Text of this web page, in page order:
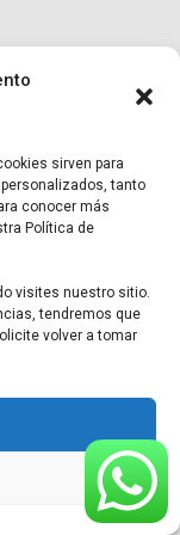
sirven para
tanto
conocer más
Política de
visites nuestro sitio.
tendremos que
volver a tomar
reservados |